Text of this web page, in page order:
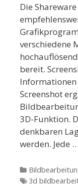
Die
verschiedene
bereit.
Informationen
Screenshot
3D-Funktion.
denkbaren
werden. Jede …
Kategorien
Tags
3d